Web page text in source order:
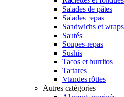
Salades de pâtes
Salades-repas
Sandwichs et wraps
Sautés
Soupes-repas
Sushis
Tacos et burritos
Tartares
Viandes rôties
Autres catégories